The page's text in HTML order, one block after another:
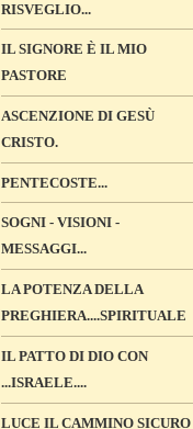
RISVEGLIO...
IL SIGNORE È IL MIO
PASTORE
ASCENZIONE DI GESÙ
CRISTO.
PENTECOSTE...
SOGNI - VISIONI -
MESSAGGI...
LA POTENZA DELLA
PREGHIERA....SPIRITUALE
IL PATTO DI DIO CON
...ISRAELE....
LUCE IL CAMMINO SICURO